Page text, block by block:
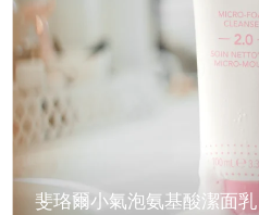
斐珞爾小氣泡氨基酸潔面乳